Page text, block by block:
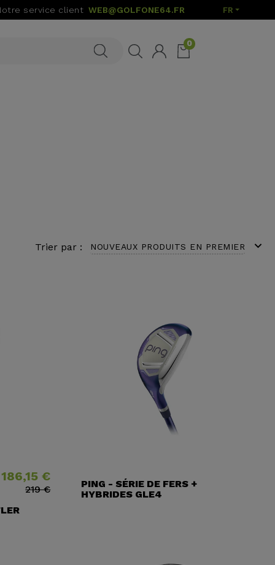
service client WEB@GOLFONE64.FR FR
0
Trier par : NOUVEAUX PRODUITS EN PREMIER expand_more
186,15 €
219 €
PING - SÉRIE DE FERS +
HYBRIDES GLE4